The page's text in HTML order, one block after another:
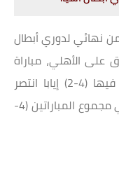
نهائي لدوري أبطال
التفوق على الأهلي، مباراة
الذهاب أقيمت في جدة انتصر الهلال فيها (4-2) إيابا انتصر
الأهلي (1-0) ليتأهل الهلال بالتفوق في مجموع المباراتين (4-